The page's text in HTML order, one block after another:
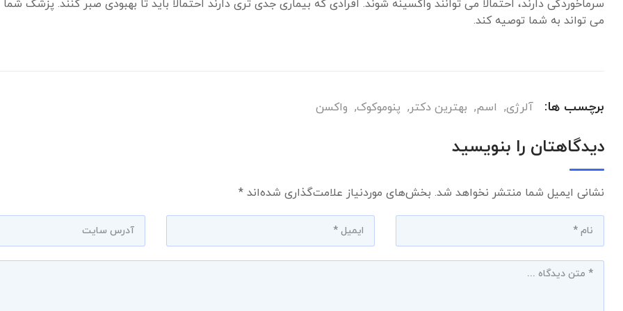
سرماخوردگی دارند، احتمالا می توانند واکسینه شوند. افرادی که بیماری جدی تری دارند احتمالا باید تا بهبودی صبر کنند. پزشک شما
می تواند به شما توصیه کند.
برچسب ها: آلرژی, اسم, بهترین دکتر, پنوموکوک, واکسن
دیدگاهتان را بنویسید
نشانی ایمیل شما منتشر نخواهد شد. بخش‌های موردنیاز علامت‌گذاری شده‌اند *